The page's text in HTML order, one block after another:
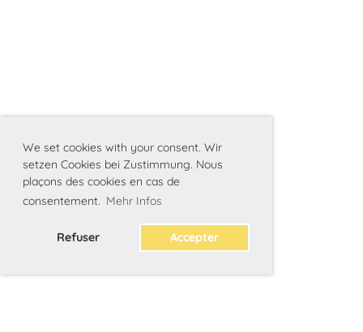
We set cookies with your consent. Wir
setzen Cookies bei Zustimmung. Nous
plaçons des cookies en cas de
consentement. Mehr Infos
Refuser Accepter